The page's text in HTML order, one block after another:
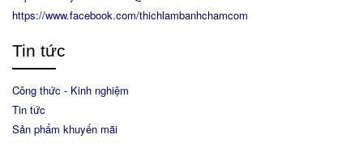
https://www.facebook.com/thichlambanhchamcom
Tin tức
Công thức - Kinh nghiệm
Tin tức
Sản phẩm khuyến mãi